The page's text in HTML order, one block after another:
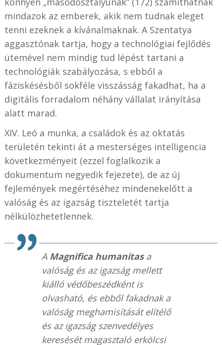
mindazok az emberek, akik nem tudnak eleget
tenni ezeknek a kívánalmaknak. A Szentatya
aggasztónak tartja, hogy a technológiai fejlődés
ütemével nem mindig tud lépést tartani a
technológiák szabályozása, s ebből a
fáziskésésből sokféle visszásság fakadhat, ha a
digitális forradalom néhány vállalat irányítása
alatt marad.
XIV. Leó a munka, a családok és az oktatás
területén tekinti át a mesterséges intelligencia
következményeit (ezzel foglalkozik a
dokumentum negyedik fejezete), de az új
fejlemények megértéséhez mindenekelőtt a
valóság és az igazság tiszteletét tartja
nélkülözhetetlennek.
A Magnifica humanitasa
valóság és az igazság mellett
kiálló védőbeszédként is
olvasható, és ebből fakadnak a
valóság meghamisítását elítélő
és az igazság szenvedélyes
keresését magasztaló erkölcsi